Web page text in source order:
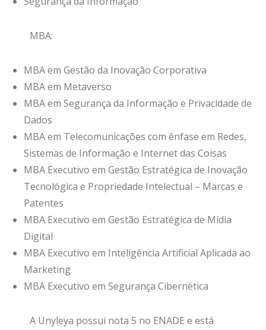
MBA:
MBA em Gestão da Inovação Corporativa
MBA em Metaverso
MBA em Segurança da Informação e Privacidade de
Dados
MBA em Telecomunicações com ênfase em Redes,
Sistemas de Informação e Internet das Coisas
MBA Executivo em Gestão Estratégica de Inovação
Tecnológica e Propriedade Intelectual – Marcas e
Patentes
MBA Executivo em Gestão Estratégica de Mídia
Digital
MBA Executivo em Inteligência Artificial Aplicada ao
Marketing
MBA Executivo em Segurança Cibernética
A Unyleya possui nota 5 no ENADE e está